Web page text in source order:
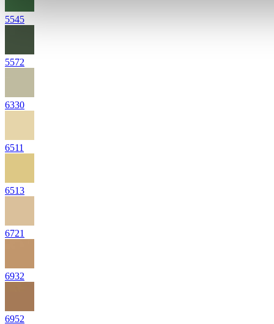
5545
5572
6330
6511
6513
6721
6932
6952